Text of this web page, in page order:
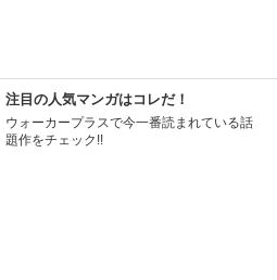
注目の人気マンガはコレだ！
ウォーカープラスで今一番読まれている話
題作をチェック!!